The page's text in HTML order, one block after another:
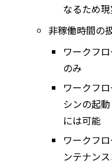
なるため
非稼働時間の
ワークフ
のみ
ワークフ
シンの起
には可能
ワークフ
ンテナン